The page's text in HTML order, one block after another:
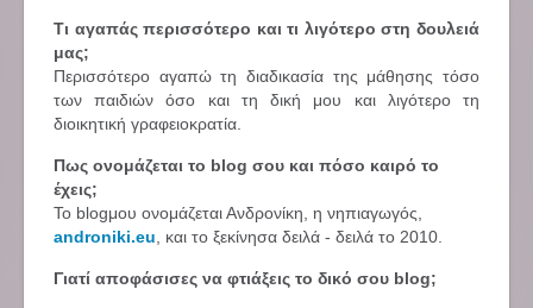
Τι αγαπάς περισσότερο και τι λιγότερο στη δουλειά
μας;
Περισσότερο αγαπώ τη διαδικασία της μάθησης τόσο
των παιδιών όσο και τη δική μου και λιγότερο τη
διοικητική γραφειοκρατία.
Πως ονομάζεται το blog σου και πόσο καιρό το
έχεις;
Το blogμου ονομάζεται Ανδρονίκη, η νηπιαγωγός,
androniki.eu, και το ξεκίνησα δειλά - δειλά το 2010.
Γιατί αποφάσισες να φτιάξεις το δικό σου blog;